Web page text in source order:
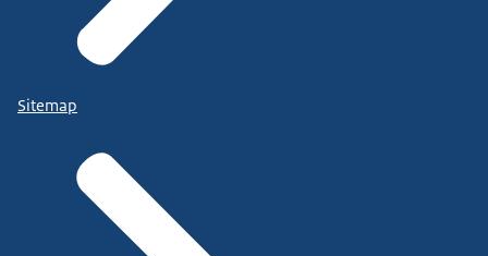
Sitemap